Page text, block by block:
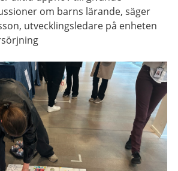
om barns lärande, säger
utvecklingsledare på enheten